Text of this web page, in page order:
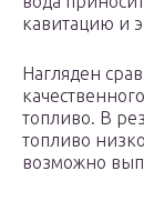
кавитацию и
Нагляден
топливо. В
топливо
возможно